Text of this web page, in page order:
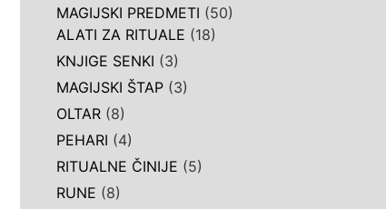
MAGIJSKI PREDMETI (50)
ALATI ZA RITUALE (18)
KNJIGE SENKI (3)
MAGIJSKI ŠTAP (3)
OLTAR (8)
PEHARI (4)
RITUALNE ČINIJE (5)
RUNE (8)